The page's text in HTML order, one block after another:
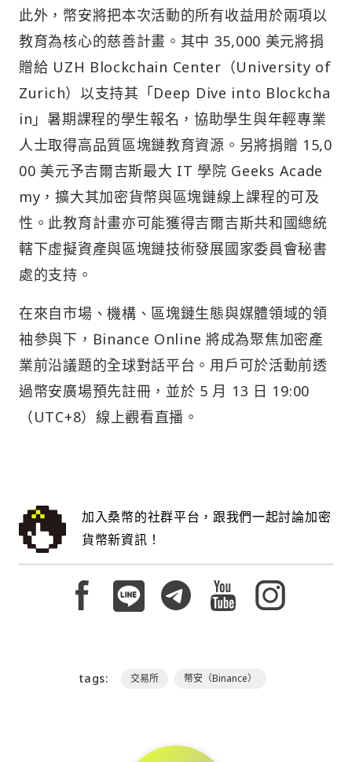
此外，幣安將把本次活動的所有收益用於兩項以
教育為核心的慈善計畫。其中 35,000 美元將捐
贈給 UZH Blockchain Center（University of
Zurich）以支持其「Deep Dive into Blockcha
in」暑期課程的學生報名，協助學生與年輕專業
人士取得高品質區塊鏈教育資源。另將捐贈 15,0
00 美元予吉爾吉斯最大 IT 學院 Geeks Acade
my，擴大其加密貨幣與區塊鏈線上課程的可及
性。此教育計畫亦可能獲得吉爾吉斯共和國總統
轄下虛擬資產與區塊鏈技術發展國家委員會秘書
處的支持。
在來自市場、機構、區塊鏈生態與媒體領域的領
袖參與下，Binance Online 將成為聚焦加密產
業前沿議題的全球對話平台。用戶可於活動前透
過幣安廣場預先註冊，並於 5 月 13 日 19:00
（UTC+8）線上觀看直播。
加入桑幣的社群平台，跟我們一起討論加密
貨幣新資訊！
tags: 交易所 幣安（Binance）